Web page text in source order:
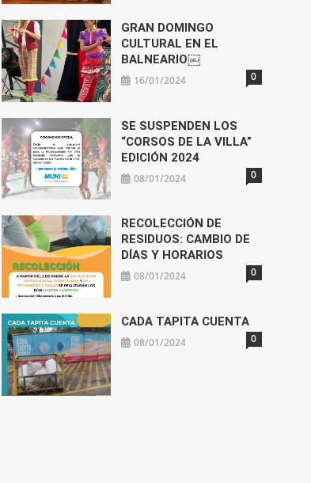
GRAN DOMINGO
CULTURAL EN EL
BALNEARIO￼
16/01/2024 0
SE SUSPENDEN LOS
“CORSOS DE LA VILLA”
EDICIÓN 2024
08/01/2024 0
RECOLECCIÓN DE
RESIDUOS: CAMBIO DE
DÍAS Y HORARIOS
08/01/2024 0
CADA TAPITA CUENTA
08/01/2024 0